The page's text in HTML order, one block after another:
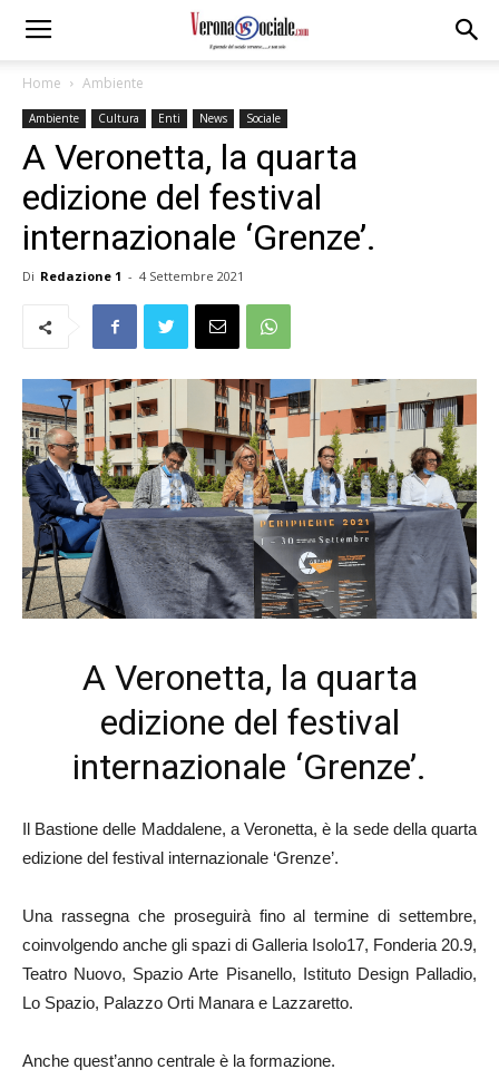
Home Ambiente
Ambiente Cultura Enti News Sociale
A Veronetta, la quarta
edizione del festival
internazionale ‘Grenze’.
Di Redazione 1 - 4 Settembre 2021
A Veronetta, la quarta
edizione del festival
internazionale ‘Grenze’.
Il Bastione delle Maddalene, a Veronetta, è la sede della quarta
edizione del festival internazionale ‘Grenze’.
Una rassegna che proseguirà fino al termine di settembre,
coinvolgendo anche gli spazi di Galleria Isolo17, Fonderia 20.9,
Teatro Nuovo, Spazio Arte Pisanello, Istituto Design Palladio,
Lo Spazio, Palazzo Orti Manara e Lazzaretto.
Anche quest’anno centrale è la formazione.